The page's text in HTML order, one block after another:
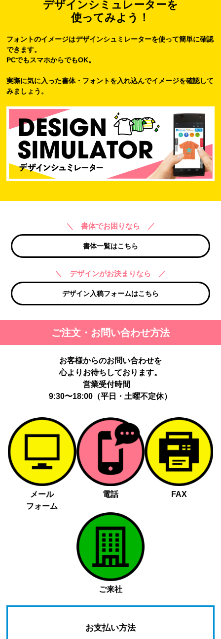
デザインシミュレーターを
使ってみよう！
フォントのイメージはデザインシュミレーターを使って簡単に確認
できます。
PCでもスマホからでもOK。
実際に気に入った書体・フォントを入れ込んでイメージを確認して
みましょう。
＼ 書体でお困りなら ／
書体一覧はこちら
＼ デザインがお決まりなら ／
デザイン入稿フォームはこちら
ご注文・お問い合わせ方法
お客様からのお問い合わせを
心よりお待ちしております。
営業受付時間
9:30〜18:00（平日・土曜不定休）
メール
フォーム
電話 FAX
ご来社
お支払い方法